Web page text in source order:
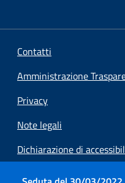
Contatti
Amministrazione
Privacy
Note legali
Dichiarazione di
Preferenze cookie